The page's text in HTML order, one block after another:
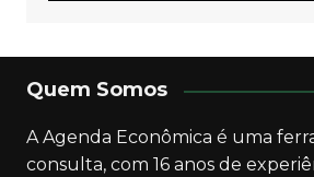
Quem Somos
A Agenda Econômica é uma
consulta, com 16 anos de